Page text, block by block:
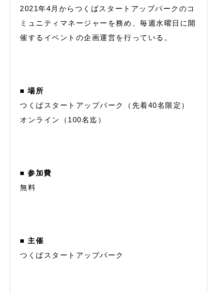
2021年4月からつくばスタートアップパークのコ
ミュニティマネージャーを務め、毎週水曜日に開
催するイベントの企画運営を行っている。
■ 場所
つくばスタートアップパーク（先着40名限定）
オンライン（100名迄）
■ 参加費
無料
■ 主催
つくばスタートアップパーク